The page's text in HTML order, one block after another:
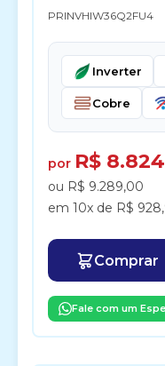
PRINVHIW36Q2FU4
Inverter
Cobre
por R$
ou R$ 9.289,00
em 10x de R$
Comprar
Fale com um